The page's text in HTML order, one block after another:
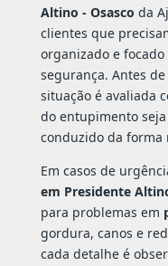
Altino - Osasco da
clientes que
organizado e
segurança. Antes
situação é avaliada
do entupimento
conduzido da forma
Em casos de
em Presidente
para problemas em
gordura, canos e
cada detalhe é